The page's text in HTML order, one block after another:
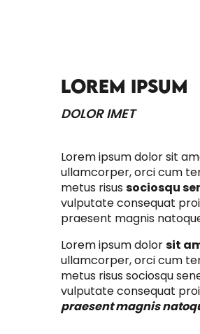
LOREM IPSUM
DOLOR IMET
Lorem ipsum dolor sit
ullamcorper, orci cum
metus risus sociosqu
vulputate consequat
praesent magnis
Lorem ipsum dolorsit
ullamcorper, orci cum
metus risus sociosqu
vulputate consequat
praesent magnis